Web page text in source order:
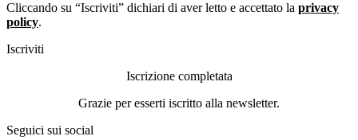
Cliccando su “Iscriviti” dichiari di aver letto e accettato la privacy
policy.
Iscriviti
Iscrizione completata
Grazie per esserti iscritto alla newsletter.
Seguici sui social